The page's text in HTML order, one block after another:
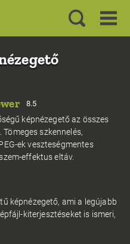
8.5
képnézegető az összes
szkennelés,
ek veszteségmentes
effektus eltáv.
képnézegető, ami a legújabb
kiterjesztéseket is ismeri,